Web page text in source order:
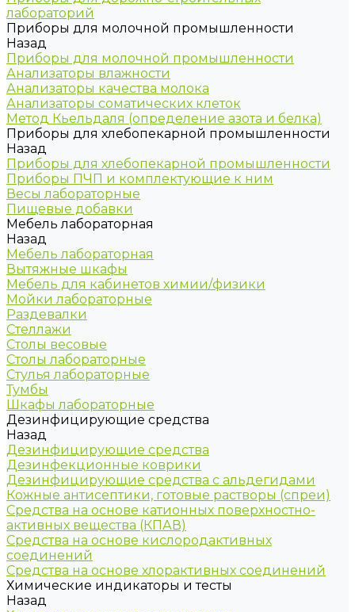
лабораторий
Приборы для молочной промышленности
Назад
Приборы для молочной промышленности
Анализаторы влажности
Анализаторы качества молока
Анализаторы соматических клеток
Метод Кьельдаля (определение азота и белка)
Приборы для хлебопекарной промышленности
Назад
Приборы для хлебопекарной промышленности
Приборы ПЧП и комплектующие к ним
Весы лабораторные
Пищевые добавки
Мебель лабораторная
Назад
Мебель лабораторная
Вытяжные шкафы
Мебель для кабинетов химии/физики
Мойки лабораторные
Раздевалки
Стеллажи
Столы весовые
Столы лабораторные
Стулья лабораторные
Тумбы
Шкафы лабораторные
Дезинфицирующие средства
Назад
Дезинфицирующие средства
Дезинфекционные коврики
Дезинфицирующие средства с альдегидами
Кожные антисептики, готовые растворы (спреи)
Средства на основе катионных поверхностно-
активных вещества (КПАВ)
Средства на основе кислородактивных
соединений
Средства на основе хлорактивных соединений
Химические индикаторы и тесты
Назад